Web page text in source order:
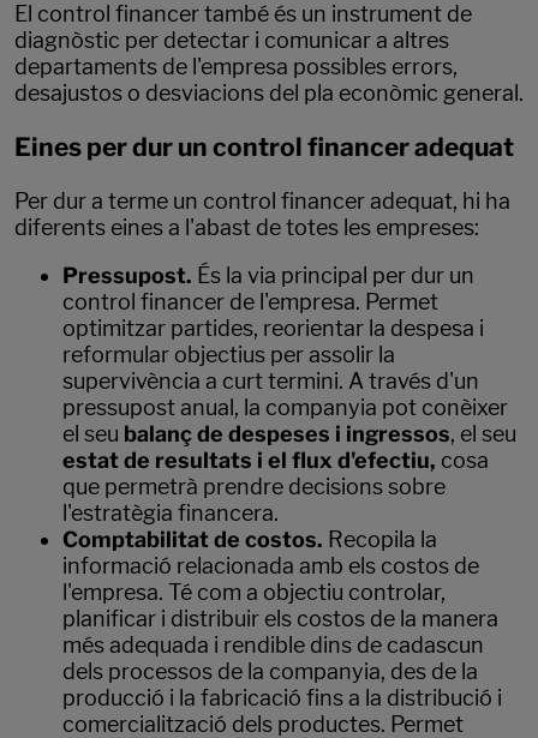
El control financer també és un instrument de
diagnòstic per detectar i comunicar a altres
departaments de l'empresa possibles errors,
desajustos o desviacions del pla econòmic general.
Eines per dur un control financer adequat
Per dur a terme un control financer adequat, hi ha
diferents eines a l'abast de totes les empreses:
Pressupost. És la via principal per dur un
control financer de l'empresa. Permet
optimitzar partides, reorientar la despesa i
reformular objectius per assolir la
supervivència a curt termini. A través d'un
pressupost anual, la companyia pot conèixer
el seu balanç de despeses i ingressos, el seu
estat de resultats i el flux d'efectiu, cosa
que permetrà prendre decisions sobre
l'estratègia financera.
Comptabilitat de costos. Recopila la
informació relacionada amb els costos de
l'empresa. Té com a objectiu controlar,
planificar i distribuir els costos de la manera
més adequada i rendible dins de cadascun
dels processos de la companyia, des de la
producció i la fabricació fins a la distribució i
comercialització dels productes. Permet